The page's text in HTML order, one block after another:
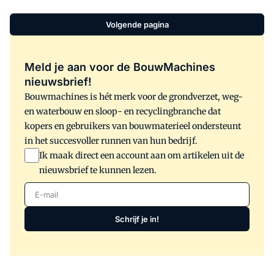
trekkers met een wielbasis van 3,15 en
extra grote wieluitslag van de vooras is
comfort en een hoog laadvermogen.
Volgende pagina
Meld je aan voor de BouwMachines
nieuwsbrief!
Bouwmachines is hét merk voor de grondverzet, weg-
en waterbouw en sloop- en recyclingbranche dat
kopers en gebruikers van bouwmaterieel ondersteunt
in het succesvoller runnen van hun bedrijf.
Ik maak direct een account aan om artikelen uit de
nieuwsbrief te kunnen lezen.
E-mail
Schrijf je in!